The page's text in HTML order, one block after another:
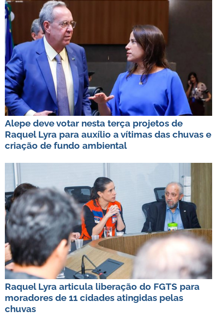
Alepe deve votar nesta terça projetos de
Raquel Lyra para auxílio a vítimas das chuvas e
criação de fundo ambiental
Raquel Lyra articula liberação do FGTS para
moradores de 11 cidades atingidas pelas
chuvas